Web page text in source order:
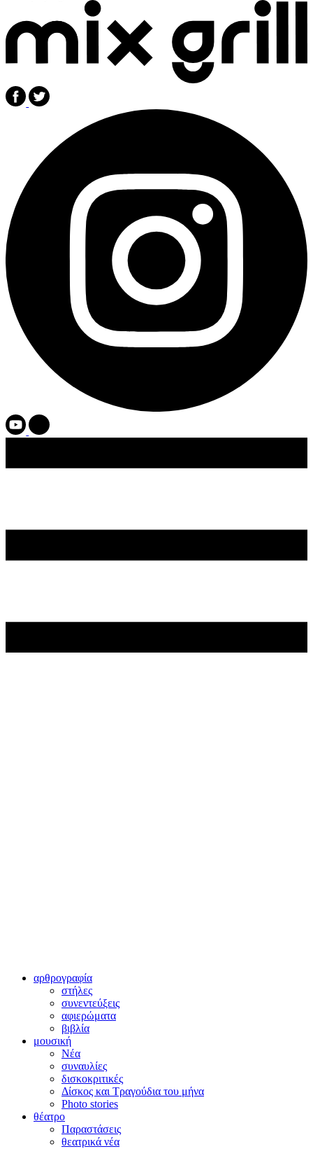
αρθρογραφία
στήλες
συνεντεύξεις
αφιερώματα
βιβλία
μουσική
Νέα
συναυλίες
δισκοκριτικές
Δίσκος και Τραγούδια του μήνα
Photo stories
θέατρο
Παραστάσεις
θεατρικά νέα